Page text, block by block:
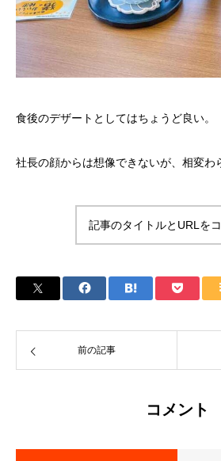
食後のデザートとしてはちょうど良い。
社長の顔からは想像できないが、相変わ
記事のタイトルとURLを
前の記事
コメント